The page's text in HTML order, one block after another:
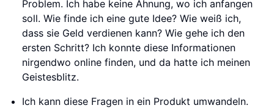
Problem. Ich habe keine Ahnung, wo ich anfangen
soll. Wie finde ich eine gute Idee? Wie weiß ich,
dass sie Geld verdienen kann? Wie gehe ich den
ersten Schritt? Ich konnte diese Informationen
nirgendwo online finden, und da hatte ich meinen
Geistesblitz.
Ich kann diese Fragen in ein Produkt umwandeln.